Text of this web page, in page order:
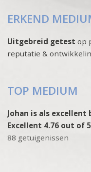
ERKEND
Uitgebreid getest op
reputatie &
TOP MEDIUM
Johan is als excellent
Excellent 4.76 out of 5
88 getuigenissen